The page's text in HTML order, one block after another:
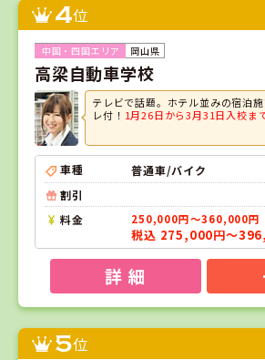
4位
岡山県
高梁自動車学校
テレビで話題。ホテル並みの宿泊
レ付！ 1月26日から3月31日入校ま
車種
普通車/バイク
割引
料金
250,000円～360,000円
税込 275,000円～
詳 細
5位